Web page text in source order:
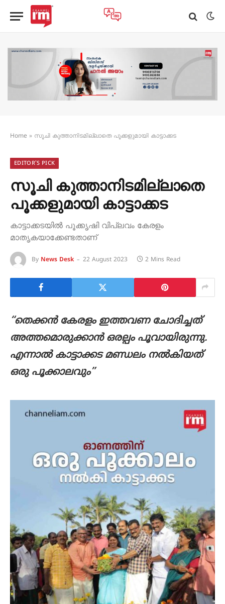
Home » സൂചി കുത്താനിടമില്ലാതെ പൂക്കളുമായി കാട്ടാക്കട
EDITOR'S PICK
സൂചി കുത്താനിടമില്ലാതെ
പൂക്കളുമായി കാട്ടാക്കട
കാട്ടാക്കടയിൽ പൂക്കൃഷി വിപ്ലവം കേരളം
മാതൃകയാക്കേണ്ടതാണ്
By News Desk 22 August 2023 2 Mins Read
“തെക്കൻ കേരളം ഇത്തവണ ചോദിച്ചത്
അത്തമൊരുക്കാൻ ഒരല്പം പൂവായിരുന്നു.
എന്നാൽ കാട്ടാക്കട മണ്ഡലം നൽകിയത്
ഒരു പൂക്കാലവും”